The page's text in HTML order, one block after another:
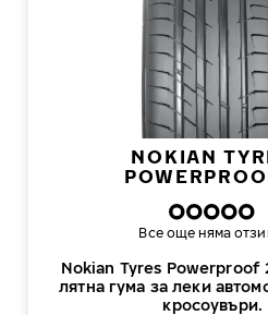
NOKIAN
Nokian Tyres Powerproof
лятна гума за леки
кросоувъри.
Все още няма